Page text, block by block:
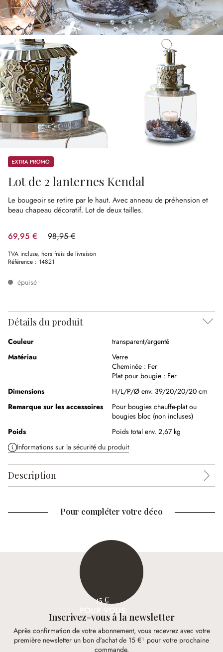
Promos
Lot de 2 lanternes Kendal
Le bougeoir se retire par le haut. Avec anneau de préhension et
beau chapeau décoratif. Lot de deux tailles.
69,95 € 98,95 €
(29.31%spared)
TVA incluse, hors frais de livraison
Référence : 14821
épuisé
Détails du produit
Couleur
transparent/argenté
Matériau
Verre
Cheminée : Fer
Plat pour bougie : Fer
Dimensions
H/L/P/Ø env. 39/20/20/20 cm
Remarque sur les accessoires
Pour bougies chauffe-plat ou
bougies bloc (non incluses)
Poids
Poids total env. 2,67 kg
Informations sur la sécurité du produit
Description
Pour compléter votre déco
15 €
POUR VOUS
Inscrivez-vous à la newsletter
Après confirmation de votre abonnement, vous recevrez avec votre
première newsletter un bon d'achat de 15 €¹ pour votre prochaine
commande.